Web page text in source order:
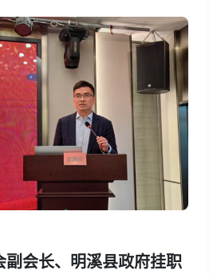
副会长、明溪县政府挂职